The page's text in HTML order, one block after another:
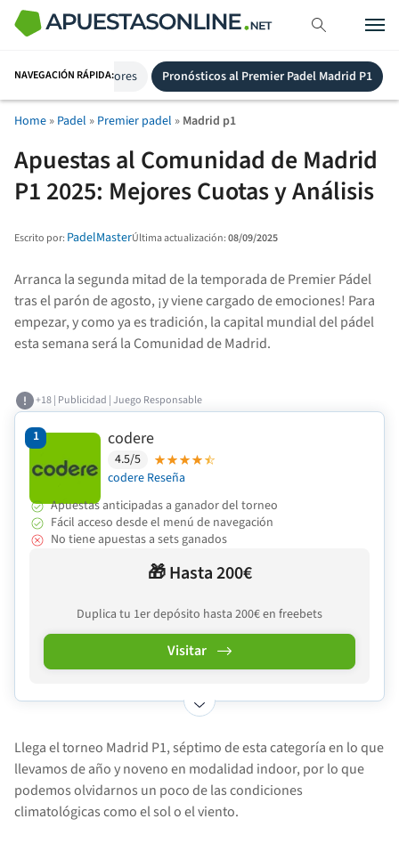
NAVEGACIÓN RÁPIDA:
Cuotas a ganadores Pronósticos al Premier Padel Madrid P1
Home » Padel » Premier padel » Madrid p1
Apuestas al Comunidad de Madrid
P1 2025: Mejores Cuotas y Análisis
Escrito por: PadelMasterÚltima actualización:08/09/2025
Arranca la segunda mitad de la temporada de Premier Pádel
tras el parón de agosto, ¡y viene cargado de emociones! Para
empezar, y como ya es tradición, la capital mundial del pádel
esta semana será la Comunidad de Madrid.
+18 | Publicidad | Juego Responsable
1 codere
4.5/5
codere Reseña
🎁 Hasta 200€
Duplica tu 1er depósito hasta 200€ en freebets
Visitar
Apuestas anticipadas a ganador del torneo
Fácil acceso desde el menú de navegación
No tiene apuestas a sets ganados
Llega el torneo Madrid P1, séptimo de esta categoría en lo que
llevamos de año y noveno en modalidad indoor, por lo que
podemos olvidarnos un poco de las condiciones
climatológicas como el sol o el viento.